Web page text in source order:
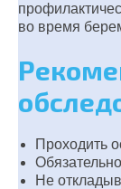
во время
Проходить
Не